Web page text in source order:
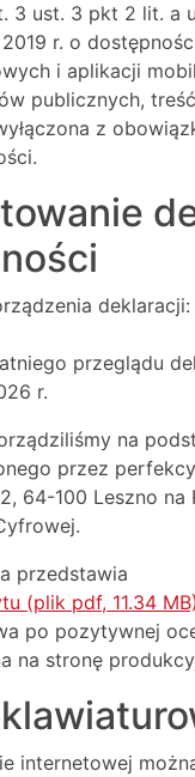
3 ust. 3 pkt 2 lit. a
r. o
i aplikacji
publicznych,
z
deklaracji:
przeglądu
r.
na
przez
64-100 Leszno na
przedstawia
(plik pdf, 11.34 MB)
po pozytywnej
na stronę
internetowej